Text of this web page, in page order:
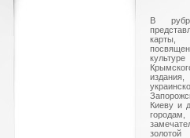
В
карты,
Киеву и